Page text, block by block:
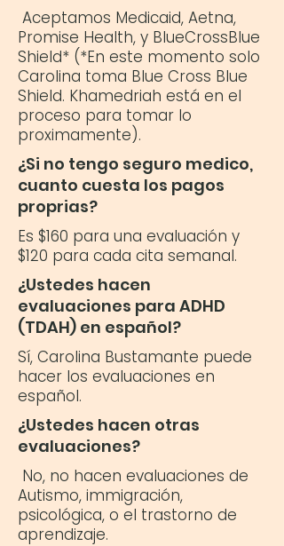
Aceptamos Medicaid, Aetna,
Promise Health, y BlueCrossBlue
Shield* (*En este momento solo
Carolina toma Blue Cross Blue
Shield. Khamedriah está en el
proceso para tomar lo
proximamente).
¿Si no tengo seguro medico,
cuanto cuesta los pagos
proprias?
Es $160 para una evaluación y
$120 para cada cita semanal.
¿Ustedes hacen
evaluaciones para ADHD
(TDAH) en español?
Sí, Carolina Bustamante puede
hacer los evaluaciones en
español.
¿Ustedes hacen otras
evaluaciones?
No, no hacen evaluaciones de
Autismo, immigración,
psicológica, o el trastorno de
aprendizaje.